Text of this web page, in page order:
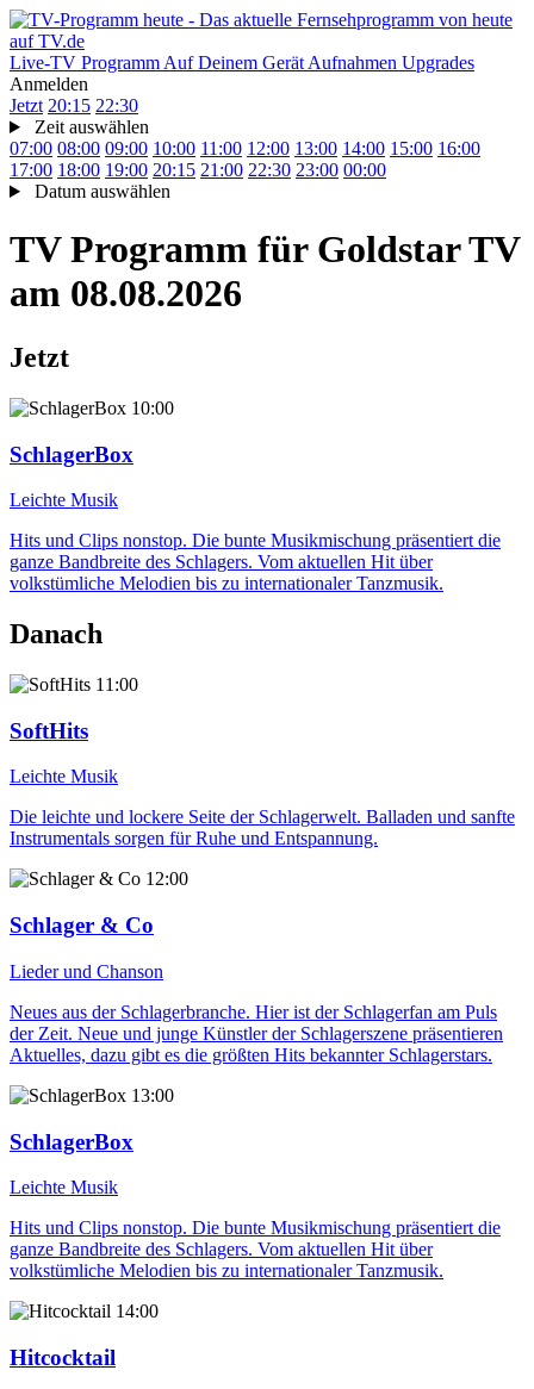
Live-TV Programm Auf Deinem Gerät Aufnahmen Upgrades
Anmelden
Jetzt 20:15 22:30
Zeit auswählen
07:00 08:00 09:00 10:00 11:00 12:00 13:00 14:00 15:00 16:00
17:00 18:00 19:00 20:15 21:00 22:30 23:00 00:00
Datum auswählen
TV Programm für Goldstar TV
am 08.08.2026
Jetzt
10:00
SchlagerBox
Leichte Musik
Hits und Clips nonstop. Die bunte Musikmischung präsentiert die
ganze Bandbreite des Schlagers. Vom aktuellen Hit über
volkstümliche Melodien bis zu internationaler Tanzmusik.
Danach
11:00
SoftHits
Leichte Musik
Die leichte und lockere Seite der Schlagerwelt. Balladen und sanfte
Instrumentals sorgen für Ruhe und Entspannung.
12:00
Schlager & Co
Lieder und Chanson
Neues aus der Schlagerbranche. Hier ist der Schlagerfan am Puls
der Zeit. Neue und junge Künstler der Schlagerszene präsentieren
Aktuelles, dazu gibt es die größten Hits bekannter Schlagerstars.
13:00
SchlagerBox
Leichte Musik
Hits und Clips nonstop. Die bunte Musikmischung präsentiert die
ganze Bandbreite des Schlagers. Vom aktuellen Hit über
volkstümliche Melodien bis zu internationaler Tanzmusik.
14:00
Hitcocktail